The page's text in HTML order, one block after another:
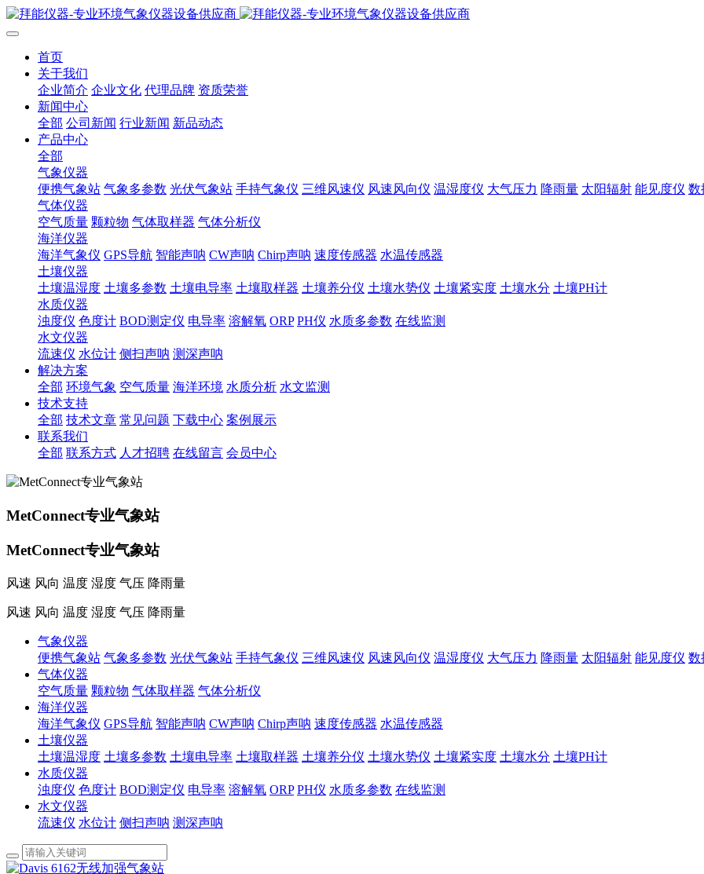
首页
关于我们
企业简介 企业文化 代理品牌 资质荣誉
新闻中心
全部 公司新闻 行业新闻 新品动态
产品中心
全部
气象仪器
便携气象站 气象多参数 光伏气象站 手持气象仪 三维风速仪 风速风向仪 温湿度仪 大气压力 降雨量 太阳辐射 能见度仪 数
气体仪器
空气质量 颗粒物 气体取样器 气体分析仪
海洋仪器
海洋气象仪 GPS导航 智能声呐 CW声呐 Chirp声呐 速度传感器 水温传感器
土壤仪器
土壤温湿度 土壤多参数 土壤电导率 土壤取样器 土壤养分仪 土壤水势仪 土壤紧实度 土壤水分 土壤PH计
水质仪器
浊度仪 色度计 BOD测定仪 电导率 溶解氧 ORP PH仪 水质多参数 在线监测
水文仪器
流速仪 水位计 侧扫声呐 测深声呐
解决方案
全部 环境气象 空气质量 海洋环境 水质分析 水文监测
技术支持
全部 技术文章 常见问题 下载中心 案例展示
联系我们
全部 联系方式 人才招聘 在线留言 会员中心
MetConnect专业气象站
MetConnect专业气象站
风速 风向 温度 湿度 气压 降雨量
风速 风向 温度 湿度 气压 降雨量
气象仪器
便携气象站 气象多参数 光伏气象站 手持气象仪 三维风速仪 风速风向仪 温湿度仪 大气压力 降雨量 太阳辐射 能见度仪 数
气体仪器
空气质量 颗粒物 气体取样器 气体分析仪
海洋仪器
海洋气象仪 GPS导航 智能声呐 CW声呐 Chirp声呐 速度传感器 水温传感器
土壤仪器
土壤温湿度 土壤多参数 土壤电导率 土壤取样器 土壤养分仪 土壤水势仪 土壤紧实度 土壤水分 土壤PH计
水质仪器
浊度仪 色度计 BOD测定仪 电导率 溶解氧 ORP PH仪 水质多参数 在线监测
水文仪器
流速仪 水位计 侧扫声呐 测深声呐